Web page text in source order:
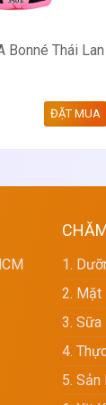
Bonné Thái Lan
ĐẶT MUA
1.
2. Mặt
3. Sữa
4.
5. Sản